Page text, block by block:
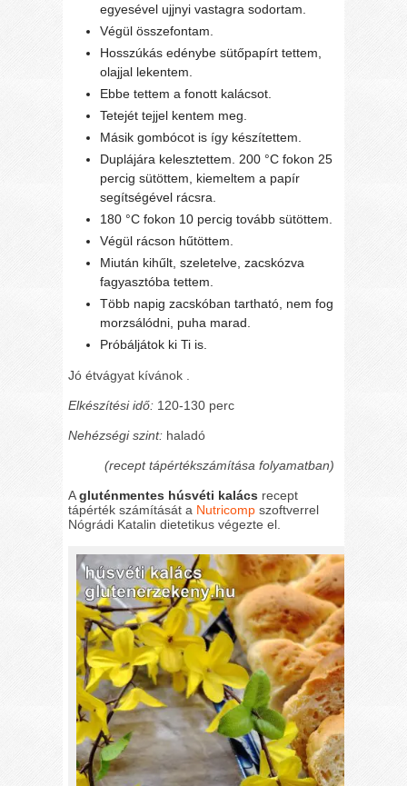
egyesével ujjnyi vastagra sodortam.
Végül összefontam.
Hosszúkás edénybe sütőpapírt tettem,
olajjal lekentem.
Ebbe tettem a fonott kalácsot.
Tetejét tejjel kentem meg.
Másik gombócot is így készítettem.
Duplájára kelesztettem. 200 °C fokon 25
percig sütöttem, kiemeltem a papír
segítségével rácsra.
180 °C fokon 10 percig tovább sütöttem.
Végül rácson hűtöttem.
Miután kihűlt, szeletelve, zacskózva
fagyasztóba tettem.
Több napig zacskóban tartható, nem fog
morzsálódni, puha marad.
Próbáljátok ki Ti is.
Jó étvágyat kívánok .
Elkészítési idő: 120-130 perc
Nehézségi szint: haladó
(recept tápértékszámítása folyamatban)
Agluténmentes húsvéti kalács recept
tápérték számítását a Nutricomp szoftverrel
Nógrádi Katalin dietetikus végezte el.